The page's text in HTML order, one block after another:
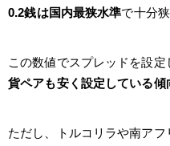
0.2銭は国内最狭水準で十分
この数値でスプレッドを設定
貨ペアも安く設定している傾
ただし、トルコリラや南ア